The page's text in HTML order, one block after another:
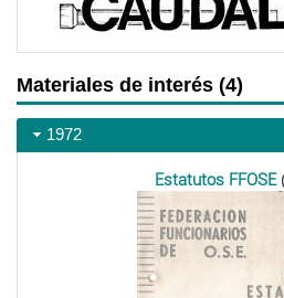
Materiales de interés (4)
1972
Estatutos FFOSE